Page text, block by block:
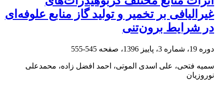
غیرالیافی بر تخمیر و تولید گاز منابع علوفه‌ای
در شرایط برون‌تنی
دوره 19، شماره 3، پاییز 1396، صفحه 545-555
سمیه فتحی، علی اسدی الموتی، احمد افضل‌ زاده، محمدعلی
نوروزیان